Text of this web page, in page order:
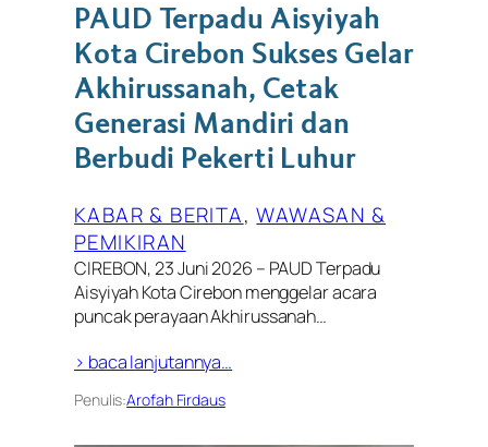
PAUD Terpadu Aisyiyah
Kota Cirebon Sukses Gelar
Akhirussanah, Cetak
Generasi Mandiri dan
Berbudi Pekerti Luhur
KABAR & BERITA, WAWASAN &
PEMIKIRAN
CIREBON, 23 Juni 2026 – PAUD Terpadu
Aisyiyah Kota Cirebon menggelar acara
puncak perayaan Akhirussanah…
> baca lanjutannya…
Penulis:Arofah Firdaus